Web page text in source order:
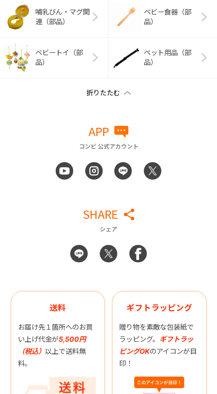
哺乳びん・マグ関
連（部品）
ベビー食器（部
品）
ベビートイ（部
品）
ペット用品（部
品）
APP
コンビ 公式アカウント
SHARE
シェア
送料
お届け先１箇所へのお買
い上げ代金が5,500円
（税込） 以上で送料無
料。
ギフトラッピング
贈り物を素敵な包装紙で
ラッピング。 ギフトラッ
ピングOKのアイコンが目
印！